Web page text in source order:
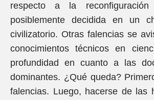
respecto a la
posiblemente decidida en un
civilizatorio. Otras falencias se
conocimientos técnicos en
profundidad en cuanto a las
dominantes. ¿Qué queda?
falencias. Luego, hacerse de las